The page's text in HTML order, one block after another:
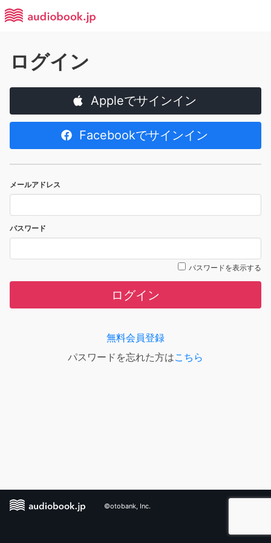
ログイン
Appleでサインイン
Facebookでサインイン
メールアドレス
パスワード
パスワードを表示する
ログイン
無料会員登録
パスワードを忘れた方はこちら
©otobank, Inc.